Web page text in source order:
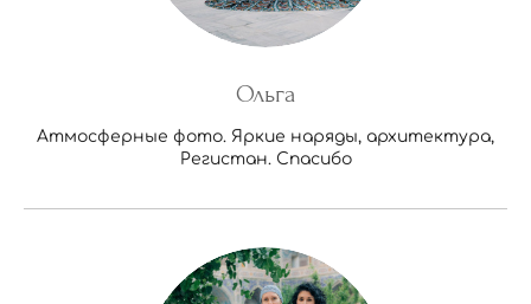
Ольга
Атмосферные фото. Яркие наряды, архитектура,
Регистан. Спасибо